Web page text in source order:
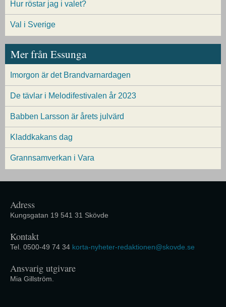
Hur röstar jag i valet?
Val i Sverige
Mer från Essunga
Imorgon är det Brandvarnardagen
De tävlar i Melodifestivalen år 2023
Babben Larsson är årets julvärd
Kladdkakans dag
Grannsamverkan i Vara
Adress
Kungsgatan 19 541 31 Skövde
Kontakt
Tel. 0500-49 74 34 korta-nyheter-redaktionen@skovde.se
Ansvarig utgivare
Mia Gillström.